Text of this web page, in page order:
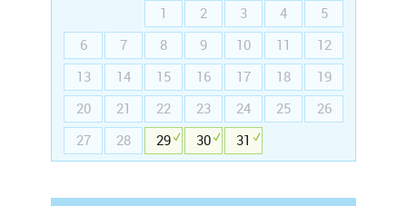
1
2 3 4
5
6
7 8 9 10 11
12
13
14 15 16 17 18
19
20
21 22 23 24 25
26
27
28 29 30 31